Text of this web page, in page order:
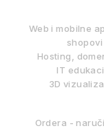
Web i mobilne
shopovi
Hosting,
IT
3D
Ordera -